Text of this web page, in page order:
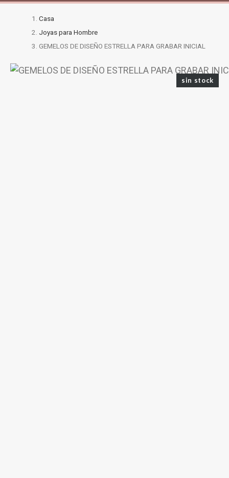
Casa
Joyas para Hombre
GEMELOS DE DISEÑO ESTRELLA PARA GRABAR INICIAL
sin stock